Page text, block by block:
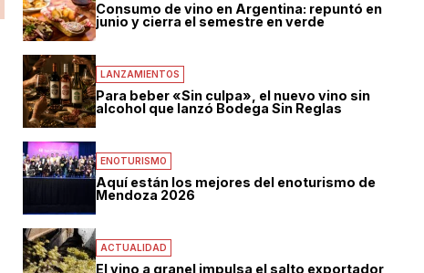
Consumo de vino en Argentina: repuntó en
junio y cierra el semestre en verde
LANZAMIENTOS
Para beber «Sin culpa», el nuevo vino sin
alcohol que lanzó Bodega Sin Reglas
ENOTURISMO
Aquí están los mejores del enoturismo de
Mendoza 2026
ACTUALIDAD
El vino a granel impulsa el salto exportador